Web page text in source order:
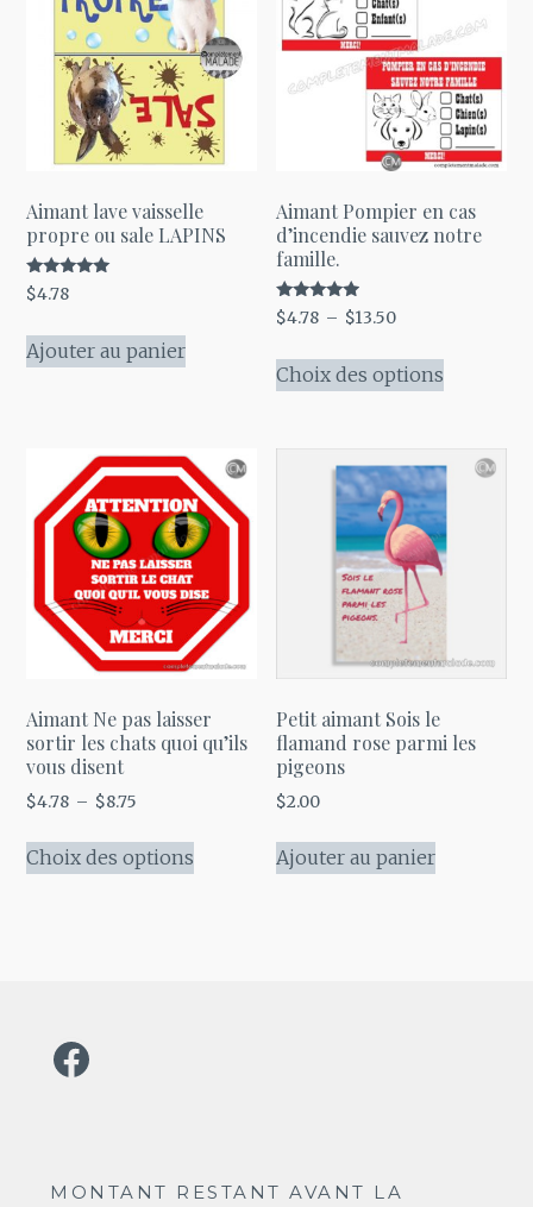
être
choisies
sur
la
page
produit
Aimant lave vaisselle
propre ou sale LAPINS
Note
5.00
$4.78
Ajouter au panier
Aimant Pompier en cas
d’incendie sauvez notre
famille.
Note
4.71
$4.78 – $13.50Plage
prix :
Choix des options
Ce
produit
plusieurs
Les
options
peuvent
page
Aimant Ne pas laisser
sortir les chats quoi qu’ils
vous disent
$4.78 – $8.75
prix :
Choix des options
Ce
produit
la
Petit aimant Sois le
flamand rose parmi les
pigeons
$2.00
Ajouter au panier
Facebook
MONTANT RESTANT AVANT LA